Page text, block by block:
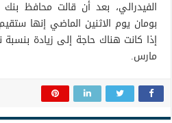
الفيدرالي، بعد أن قالت محافظ
بومان يوم الاثنين الماضي إنها
إذا كانت هناك حاجة إلى زيادة
مارس.